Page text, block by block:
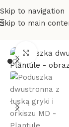
Skip to navigation
Skip to main
Click to